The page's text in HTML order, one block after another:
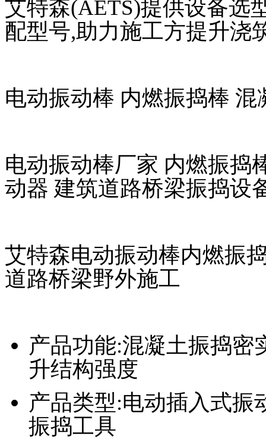
艾特森(AETS)提供设备选
配型号,助力施工方提升浇
电动振动棒 内燃振捣棒
电动振动棒厂家 内燃振捣
动器 建筑道路桥梁振捣设
艾特森电动振动棒内燃振
道路桥梁野外施工
产品功能:混凝土振捣密
升结构强度
产品类型:电动插入式振
振捣工具